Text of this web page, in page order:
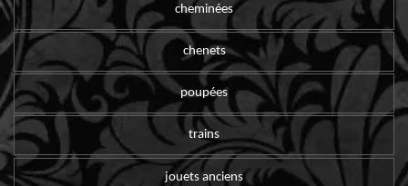
cheminées
chenets
poupées
trains
jouets anciens